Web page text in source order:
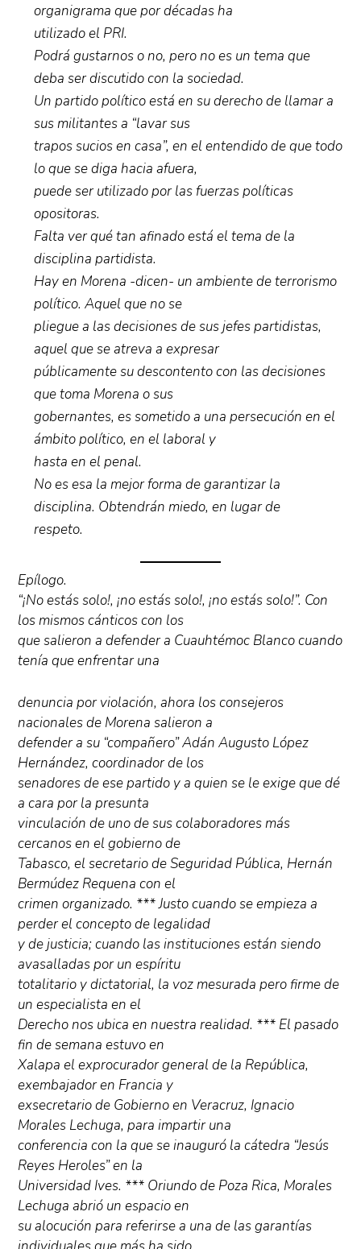
organigrama que por décadas ha
utilizado el PRI.
Podrá gustarnos o no, pero no es un tema que
deba ser discutido con la sociedad.
Un partido político está en su derecho de llamar a
sus militantes a “lavar sus
trapos sucios en casa”, en el entendido de que todo
lo que se diga hacia afuera,
puede ser utilizado por las fuerzas políticas
opositoras.
Falta ver qué tan afinado está el tema de la
disciplina partidista.
Hay en Morena -dicen- un ambiente de terrorismo
político. Aquel que no se
pliegue a las decisiones de sus jefes partidistas,
aquel que se atreva a expresar
públicamente su descontento con las decisiones
que toma Morena o sus
gobernantes, es sometido a una persecución en el
ámbito político, en el laboral y
hasta en el penal.
No es esa la mejor forma de garantizar la
disciplina. Obtendrán miedo, en lugar de
respeto.
Epílogo.
“¡No estás solo!, ¡no estás solo!, ¡no estás solo!”. Con
los mismos cánticos con los
que salieron a defender a Cuauhtémoc Blanco cuando
tenía que enfrentar una
denuncia por violación, ahora los consejeros
nacionales de Morena salieron a
defender a su “compañero” Adán Augusto López
Hernández, coordinador de los
senadores de ese partido y a quien se le exige que dé
a cara por la presunta
vinculación de uno de sus colaboradores más
cercanos en el gobierno de
Tabasco, el secretario de Seguridad Pública, Hernán
Bermúdez Requena con el
crimen organizado. *** Justo cuando se empieza a
perder el concepto de legalidad
y de justicia; cuando las instituciones están siendo
avasalladas por un espíritu
totalitario y dictatorial, la voz mesurada pero firme de
un especialista en el
Derecho nos ubica en nuestra realidad. *** El pasado
fin de semana estuvo en
Xalapa el exprocurador general de la República,
exembajador en Francia y
exsecretario de Gobierno en Veracruz, Ignacio
Morales Lechuga, para impartir una
conferencia con la que se inauguró la cátedra “Jesús
Reyes Heroles” en la
Universidad Ives. *** Oriundo de Poza Rica, Morales
Lechuga abrió un espacio en
su alocución para referirse a una de las garantías